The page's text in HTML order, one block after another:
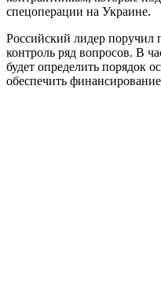
спецоперации на Украине.
Российский лидер поручил
контроль ряд вопросов. В
будет определить порядок
обеспечить